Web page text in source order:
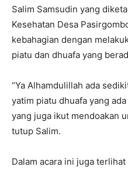
Salim Samsudin yang
Kesehatan Desa
kebahagian dengan
piatu dan dhuafa yang
“Ya Alhamdulillah ada
yatim piatu dhuafa yang
yang juga ikut mendoakan
tutup Salim.
Dalam acara ini juga